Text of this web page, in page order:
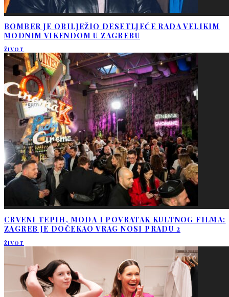
BOMBER JE OBILJEŽIO DESETLJEĆE RADA VELIKIM
MODNIM VIKENDOM U ZAGREBU
ŽIVOT
CRVENI TEPIH, MODA I POVRATAK KULTNOG FILMA:
ZAGREB JE DOČEKAO VRAG NOSI PRADU 2
ŽIVOT